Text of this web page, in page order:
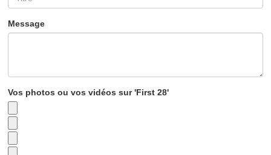
Message
Vos photos ou vos vidéos sur 'First 28'